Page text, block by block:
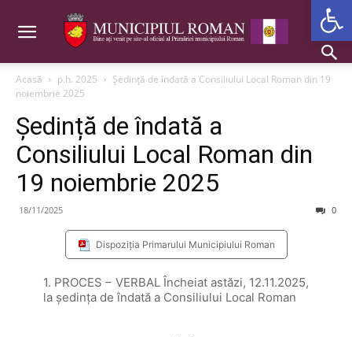
Acasă p.h. 2025
Ședință de îndată a Consiliului Local Roman din 19
noiembrie 2025
Ședință de îndată a
Consiliului Local Roman din
19 noiembrie 2025
18/11/2025 0
Dispoziția Primarului Municipiului Roman
1. PROCES – VERBAL Încheiat astăzi, 12.11.2025,
la şedinţa de îndată a Consiliului Local Roman